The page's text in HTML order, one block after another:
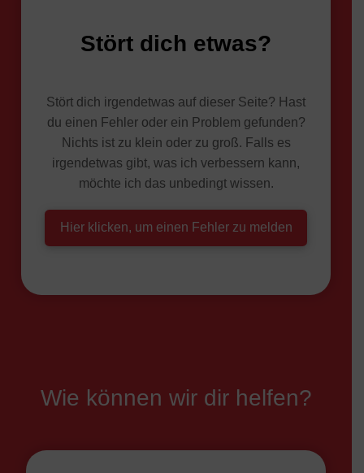
Stört dich etwas?
Stört dich irgendetwas auf dieser Seite? Hast
du einen Fehler oder ein Problem gefunden?
Nichts ist zu klein oder zu groß. Falls es
irgendetwas gibt, was ich verbessern kann,
möchte ich das unbedingt wissen.
Hier klicken, um einen Fehler zu melden
Wie können wir dir helfen?